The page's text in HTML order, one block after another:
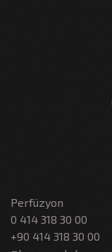
Perfüzyon
0 414 318 30 00
+90 414 318 30 00